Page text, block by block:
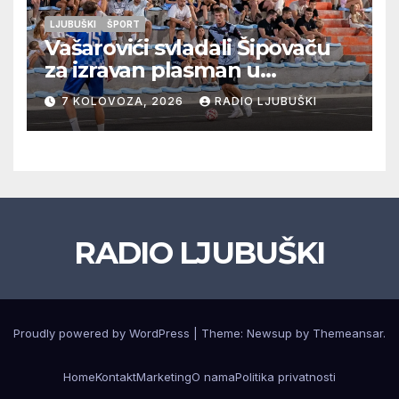
LJUBUŠKI ŠPORT
Vašarovići svladali Šipovaču
za izravan plasman u
četvrtfinale, Grab izborio
prolazak dalje, Klobuk ispao,
večeras počinje četvrtfinale
7 KOLOVOZA, 2026 RADIO LJUBUŠKI
RADIO LJUBUŠKI
Proudly powered by WordPress Theme: Newsup by Themeansar.
HomeKontaktMarketingO namaPolitika privatnosti